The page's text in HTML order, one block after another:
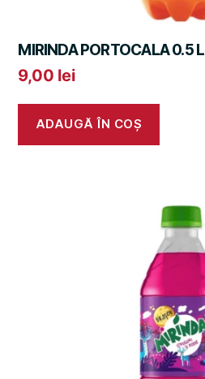
MIRINDA PORTOCALA 0.5 L
9,00 lei
ADAUGĂ ÎN COȘ